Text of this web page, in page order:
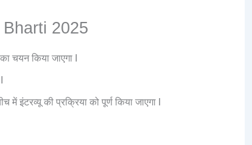
2025
चयन किया जाएगा I
की प्रक्रिया को पूर्ण किया जाएगा I